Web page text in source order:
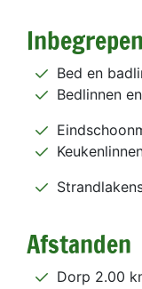
Inbegrepen
Bed en
Bedlinnen
Afstanden
Dorp 2.00